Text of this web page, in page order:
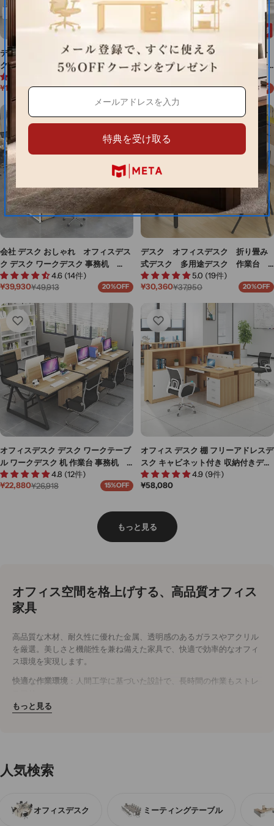
デスク オフィスデスク パソコンデス
ク ワークデスク テレワーク用デスク
事務机 BGZ-M-016
セ
ル
価
格
¥15,274
通
価
格
¥19,093 20%OFF
オフィスデスク デスク パーテー
ションデスク 自習室用デスク テ
レワーク用デスク 事務机 カスタ
マイズ可能 BGZ-M-019
セ
ー
価
格
¥66,000
通
常
格
¥73,333 10%OFF
会社 デスク おしゃれ オフィスデス
ク デスク ワークデスク 事務机
BGZ-M-020
4.6 (14件)
セ
ル
価
格
¥39,930
通
価
格
¥49,913 20%OFF
デスク オフィスデスク 折り畳み
式デスク 多用途デスク 作業台
事務机 収納棚付き スチールフレ
ーム シンプル ホワイト BGZ-M-
5.0 (19件)
セ
ル
格
¥30,360
通
価
¥37,950 20%OFF
オフィスデスク デスク ワークテーブ
ル ワークデスク 机 作業台 事務机
BGZ-M-012
4.8 (12件)
セ
¥22,880
通
¥26,918 15%OFF
オフィス デスク 棚 フリーアドレスデ
スク キャビネット付き 収納付きデス
ク デスク 事務机 BGZ-M-013
4.9 (9件)
通
¥58,080
もっと見る
オフィス空間を格上げする、高品質オフィス
家具
高品質な木材、耐久性に優れた金属、透明感のあるガラスやアクリル
を厳選。美しさと機能性を兼ね備えた家具で、快適で効率的なオフィ
ス環境を実現します。
快適な作業環境 ：人間工学に基づいた設計で、長時間の作業もストレ
耐久性抜群
効率性と美観を両立させたオフィス家具で、社員の作業効率と快適性
を向上。
今すぐ購入 して、理想のオフィス空間を手に入れましょう。
もっと見る
人気検索
オフィスデスク ミーティングテーブル
特典を受け取る